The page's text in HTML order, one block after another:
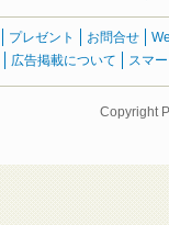
プレゼント お問合せ
広告掲載について スマ
Copyright